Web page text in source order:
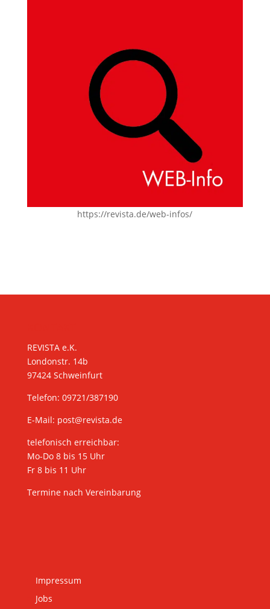
https://revista.de/web-infos/
REVISTA e.K.
Londonstr. 14b
97424 Schweinfurt
Telefon: 09721/387190
E-Mail: post@revista.de
telefonisch erreichbar:
Mo-Do 8 bis 15 Uhr
Fr 8 bis 11 Uhr
Termine nach Vereinbarung
Impressum
Jobs